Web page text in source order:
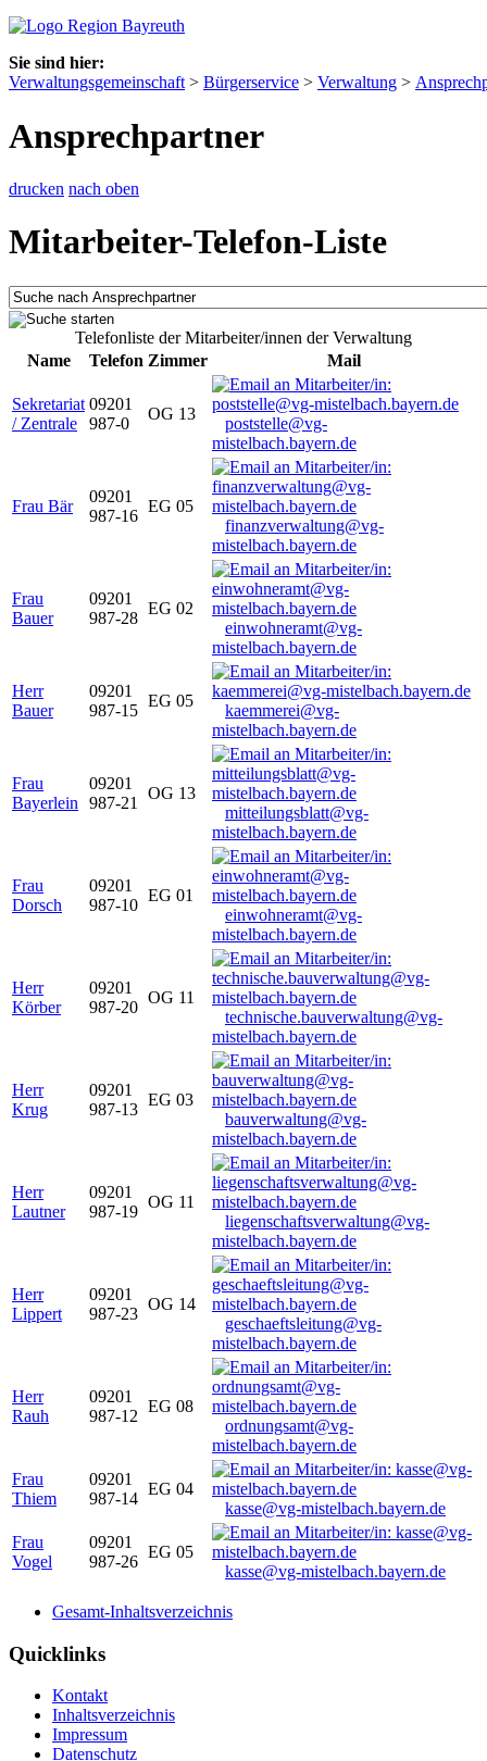
Sie sind hier:
Verwaltungsgemeinschaft > Bürgerservice > Verwaltung >
Ansprechpartner
drucken nach oben
Mitarbeiter-Telefon-Liste
Telefonliste der Mitarbeiter/innen der Verwaltung
Name
Telefon Zimmer Mail
Sekretariat
/ Zentrale
09201
987-0
OG 13
poststelle@vg-
mistelbach.bayern.de
Frau Bär
09201
987-16
EG 05
finanzverwaltung@vg-
mistelbach.bayern.de
Frau
Bauer
09201
987-28
EG 02
einwohneramt@vg-
mistelbach.bayern.de
Herr
Bauer
09201
987-15
EG 05
kaemmerei@vg-
mistelbach.bayern.de
Frau
Bayerlein
09201
987-21
OG 13
mitteilungsblatt@vg-
mistelbach.bayern.de
Frau
Dorsch
09201
987-10
EG 01
einwohneramt@vg-
mistelbach.bayern.de
Herr
Körber
09201
987-20
OG 11
technische.bauverwaltung@vg-
mistelbach.bayern.de
Herr
Krug
09201
987-13
EG 03
bauverwaltung@vg-
mistelbach.bayern.de
Herr
Lautner
09201
987-19
OG 11
liegenschaftsverwaltung@vg-
mistelbach.bayern.de
Herr
Lippert
09201
987-23
OG 14
geschaeftsleitung@vg-
mistelbach.bayern.de
Herr
Rauh
09201
987-12
EG 08
ordnungsamt@vg-
mistelbach.bayern.de
Frau
Thiem
09201
987-14
EG 04
kasse@vg-mistelbach.bayern.de
Frau
Vogel
09201
987-26
EG 05
kasse@vg-mistelbach.bayern.de
Gesamt-Inhaltsverzeichnis
Quicklinks
Kontakt
Inhaltsverzeichnis
Impressum
Datenschutz